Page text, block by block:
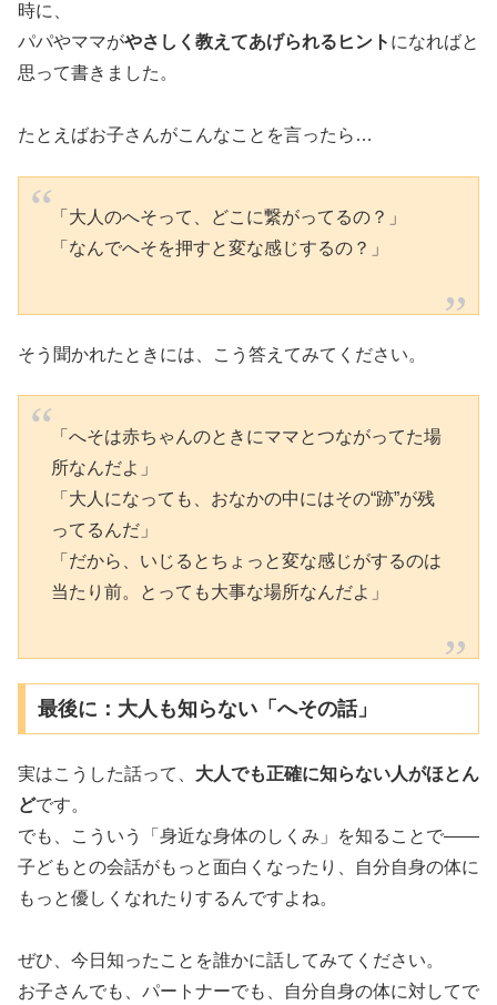
時に、
パパやママがやさしく教えてあげられるヒント になればと
思って書きました。
たとえばお子さんがこんなことを言ったら…
「大人のへそって、どこに繋がってるの？」
「なんでへそを押すと変な感じするの？」
そう聞かれたときには、こう答えてみてください。
「へそは赤ちゃんのときにママとつながってた場
所なんだよ」
「大人になっても、おなかの中にはその“跡”が残
ってるんだ」
「だから、いじるとちょっと変な感じがするのは
当たり前。とっても大事な場所なんだよ」
最後に：大人も知らない「へその話」
実はこうした話って、 大人でも正確に知らない人がほとん
どです。
でも、こういう「身近な身体のしくみ」を知ることで――
子どもとの会話がもっと面白くなったり、自分自身の体に
もっと優しくなれたりするんですよね。
ぜひ、今日知ったことを誰かに話してみてください。
お子さんでも、パートナーでも、自分自身の体に対してで